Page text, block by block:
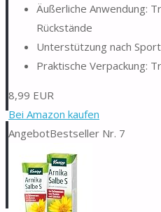
Äußerliche Anwendung:
Rückstände
Unterstützung nach
Praktische Verpackung:
8,99 EUR
Bei Amazon kaufen
AngebotBestseller Nr. 7